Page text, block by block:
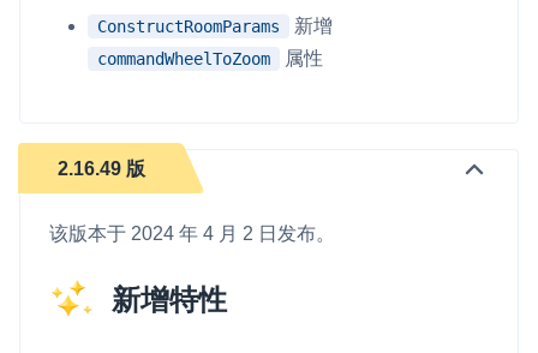
ConstructRoomParams 新增
commandWheelToZoom 属性
2.16.49 版
该版本于 2024 年 4 月 2 日发布。
新增特性